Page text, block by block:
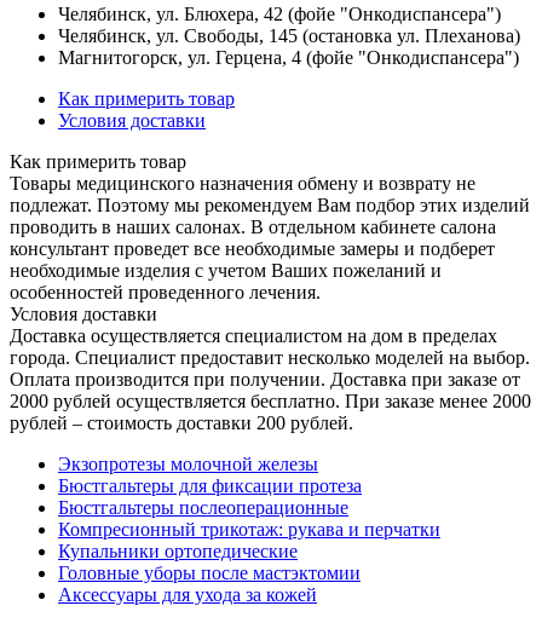
Челябинск, ул. Блюхера, 42 (фойе "Онкодиспансера")
Челябинск, ул. Свободы, 145 (остановка ул. Плеханова)
Магнитогорск, ул. Герцена, 4 (фойе "Онкодиспансера")
Как примерить товар
Условия доставки
Как примерить товар
Товары медицинского назначения обмену и возврату не
подлежат. Поэтому мы рекомендуем Вам подбор этих изделий
проводить в наших салонах. В отдельном кабинете салона
консультант проведет все необходимые замеры и подберет
необходимые изделия с учетом Ваших пожеланий и
особенностей проведенного лечения.
Условия доставки
Доставка осуществляется специалистом на дом в пределах
города. Специалист предоставит несколько моделей на выбор.
Оплата производится при получении. Доставка при заказе от
2000 рублей осуществляется бесплатно. При заказе менее 2000
рублей – стоимость доставки 200 рублей.
Экзопротезы молочной железы
Бюстгальтеры для фиксации протеза
Бюстгальтеры послеоперационные
Компресионный трикотаж: рукава и перчатки
Купальники ортопедические
Головные уборы после мастэктомии
Аксессуары для ухода за кожей